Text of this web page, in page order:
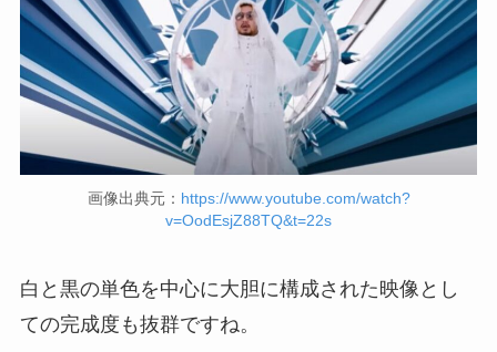
画像出典元： https://www.youtube.com/watch?
v=OodEsjZ88TQ&t=22s
白と黒の単色を中心に大胆に構成された映像とし
ての完成度も抜群ですね。